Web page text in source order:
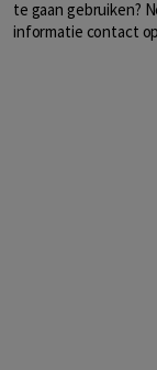
te gaan gebruiken?
informatie contact